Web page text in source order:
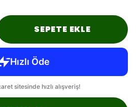
SEPETE EKLE